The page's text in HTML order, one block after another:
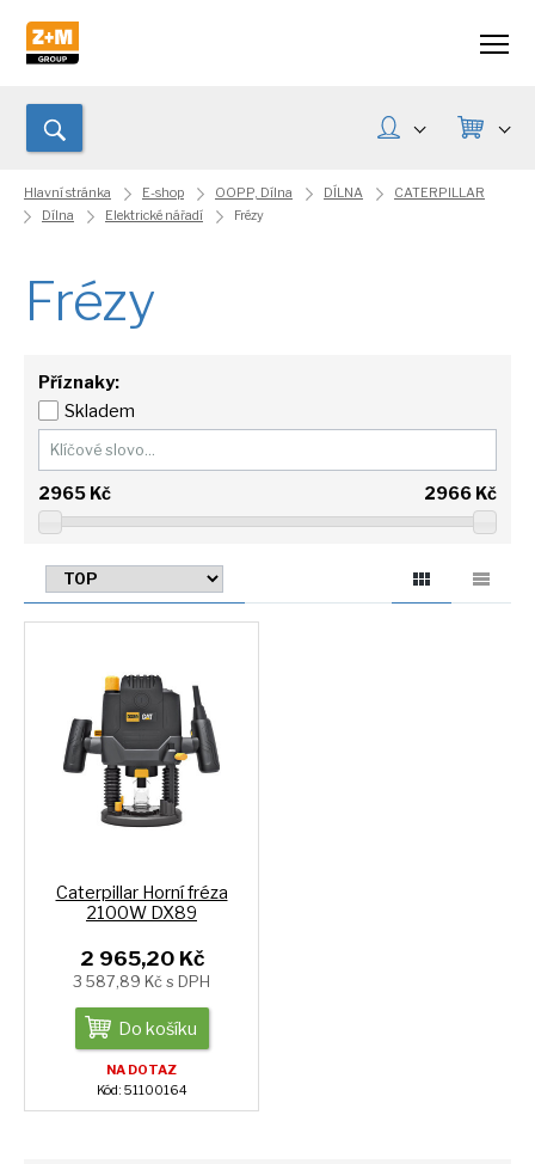
Hlavní stránka E-shop OOPP, Dílna DÍLNA
CATERPILLAR
Dílna
Elektrické nářadí Frézy
Frézy
Příznaky:
Skladem
2965Kč 2966 Kč
Caterpillar Horní fréza
2100W DX89
2 965,20 Kč
3 587,89 Kč s DPH
Do košíku
NA DOTAZ
Kód: 51100164